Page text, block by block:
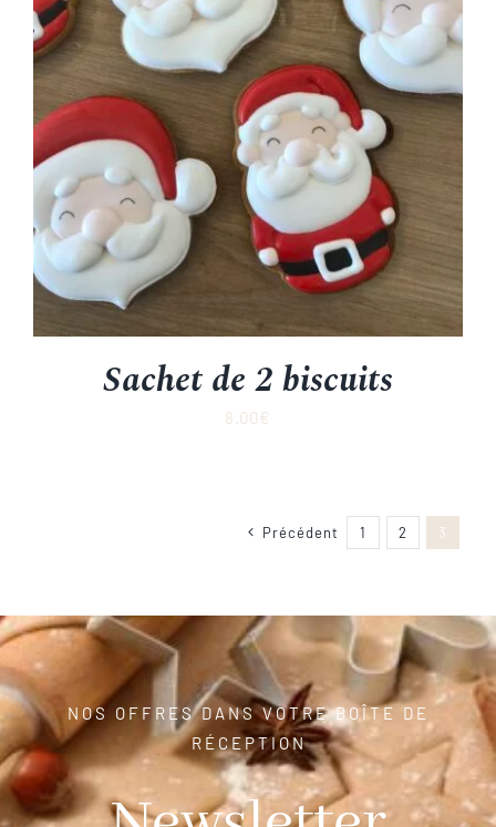
Sachet de 2 biscuits
8.00€
Précédent 1 2 3
NOS OFFRES DANS VOTRE BOÎTE DE
RÉCEPTION